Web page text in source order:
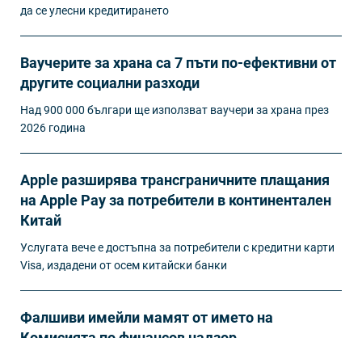
да се улесни кредитирането
Ваучерите за храна са 7 пъти по-ефективни от
другите социални разходи
Над 900 000 българи ще използват ваучери за храна през
2026 година
Apple разширява трансграничните плащания
на Apple Pay за потребители в континентален
Китай
Услугата вече е достъпна за потребители с кредитни карти
Visa, издадени от осем китайски банки
Фалшиви имейли мамят от името на